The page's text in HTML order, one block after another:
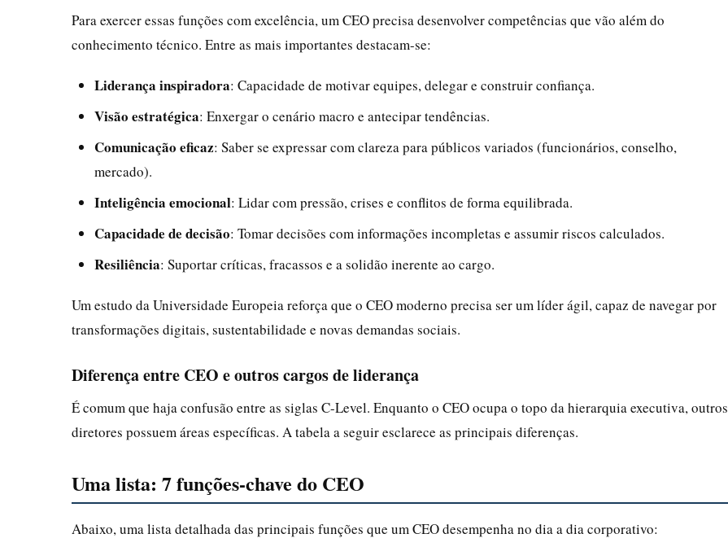
Para exercer essas funções com excelência, um CEO precisa desenvolver competências que vão além do
conhecimento técnico. Entre as mais importantes destacam-se:
Liderança inspiradora: Capacidade de motivar equipes, delegar e construir confiança.
Visão estratégica: Enxergar o cenário macro e antecipar tendências.
Comunicação eficaz: Saber se expressar com clareza para públicos variados (funcionários, conselho,
mercado).
Inteligência emocional: Lidar com pressão, crises e conflitos de forma equilibrada.
Capacidade de decisão: Tomar decisões com informações incompletas e assumir riscos calculados.
Resiliência: Suportar críticas, fracassos e a solidão inerente ao cargo.
Um estudo da Universidade Europeia reforça que o CEO moderno precisa ser um líder ágil, capaz de navegar por
transformações digitais, sustentabilidade e novas demandas sociais.
Diferença entre CEO e outros cargos de liderança
É comum que haja confusão entre as siglas C-Level. Enquanto o CEO ocupa o topo da hierarquia executiva, outros
diretores possuem áreas específicas. A tabela a seguir esclarece as principais diferenças.
Uma lista: 7 funções-chave do CEO
Abaixo, uma lista detalhada das principais funções que um CEO desempenha no dia a dia corporativo: